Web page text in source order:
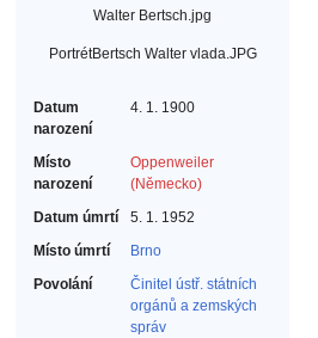
Walter Bertsch.jpg
PortrétBertsch Walter vlada.JPG
Datum
narození
4. 1. 1900
Místo
narození
Oppenweiler
(Německo)
Datum úmrtí
5. 1. 1952
Místo úmrtí
Brno
Povolání
Činitel ústř. státních
orgánů a zemských
správ‎